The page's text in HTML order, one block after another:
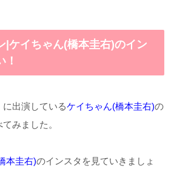
|ケイちゃん(橋本圭右)のイン
！
に出演しているケイちゃん(橋本圭右)の
みました。
本圭右)のインスタを見ていきましょ